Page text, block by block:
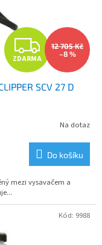
Z
D
A
M
A
ZDARMA
12 705 Kč
–8 %
SCV 27 D
Na dotaz
Do košíku
mezi vysavačem a
Kód: 9988